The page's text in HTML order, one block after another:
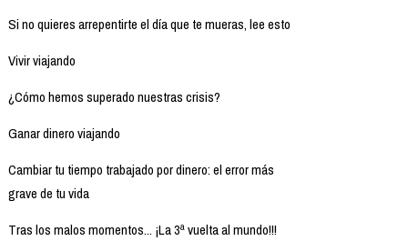
Si no quieres arrepentirte el día que te mueras, lee esto
Vivir viajando
¿Cómo hemos superado nuestras crisis?
Ganar dinero viajando
Cambiar tu tiempo trabajado por dinero: el error más
grave de tu vida
Tras los malos momentos... ¡La 3ª vuelta al mundo!!!